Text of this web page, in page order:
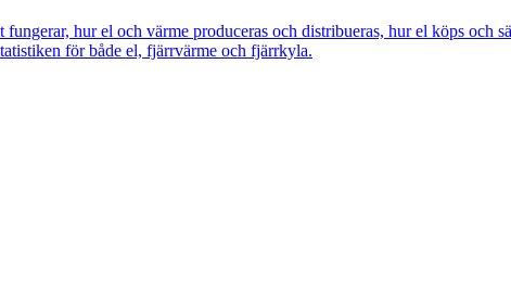
hur el och värme produceras och distribueras, hur el köps och
för både el, fjärrvärme och fjärrkyla.